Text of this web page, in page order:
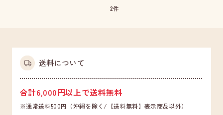
2件
送料について
合計6,000円以上で送料無料
※通常送料500円（沖縄を除く/【送料無料】表示商品以外）